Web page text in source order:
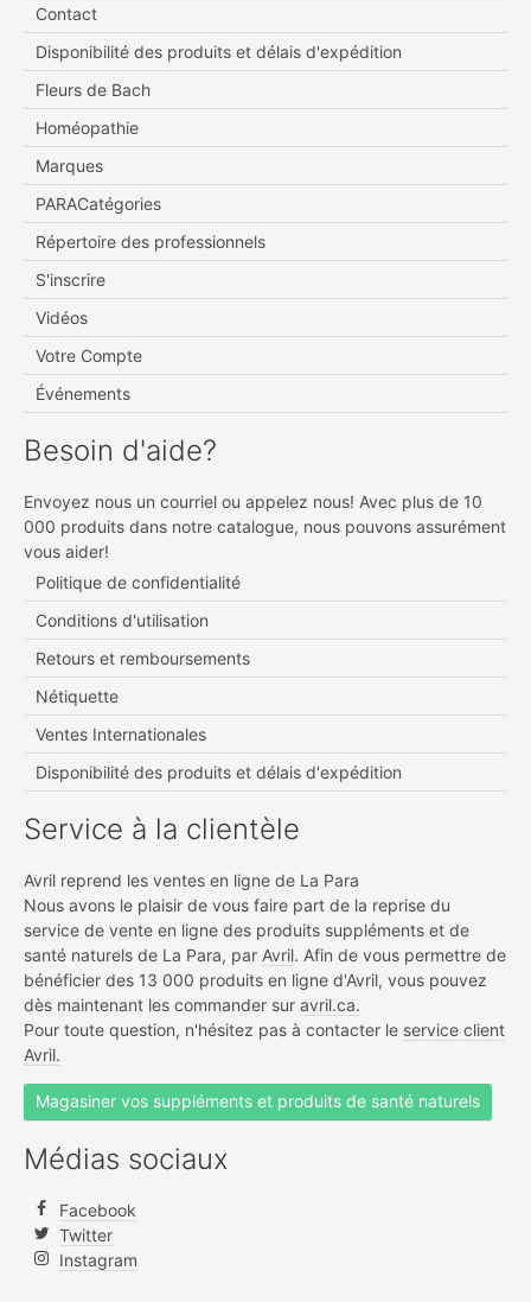
Contact
Disponibilité des produits et délais d'expédition
Fleurs de Bach
Homéopathie
Marques
PARACatégories
Répertoire des professionnels
S'inscrire
Vidéos
Votre Compte
Événements
Besoin d'aide?
Envoyez nous un courriel ou appelez nous! Avec plus de 10
000 produits dans notre catalogue, nous pouvons assurément
vous aider!
Politique de confidentialité
Conditions d'utilisation
Retours et remboursements
Nétiquette
Ventes Internationales
Disponibilité des produits et délais d'expédition
Service à la clientèle
Avril reprend les ventes en ligne de La Para
Nous avons le plaisir de vous faire part de la reprise du
service de vente en ligne des produits suppléments et de
santé naturels de La Para, par Avril. Afin de vous permettre de
bénéficier des 13 000 produits en ligne d'Avril, vous pouvez
dès maintenant les commander sur avril.ca.
Pour toute question, n'hésitez pas à contacter le service client
Avril.
Magasiner vos suppléments et produits de santé naturels
Médias sociaux
Facebook
Twitter
Instagram